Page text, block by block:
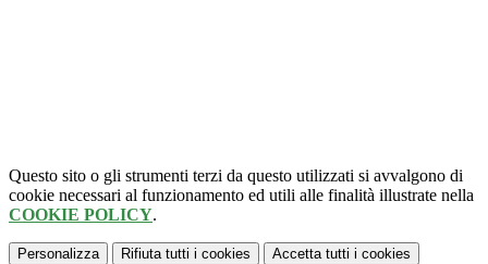
Questo sito o gli strumenti terzi da questo utilizzati si avvalgono di
cookie necessari al funzionamento ed utili alle finalità illustrate nella
COOKIE POLICY.
Personalizza Rifiuta tutti i cookies Accetta tutti i cookies